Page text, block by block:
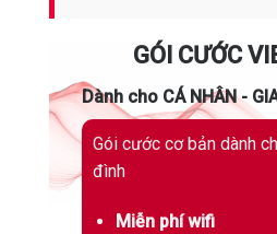
GÓI CƯỚC
Dành cho CÁ NHÂN -
Gói cước cơ bản dành
đình
Miễn phí wifi